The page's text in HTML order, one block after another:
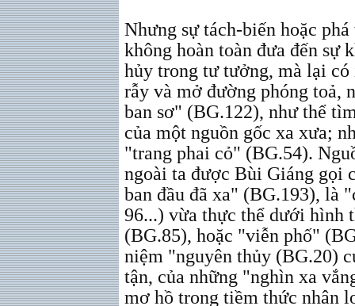
Nhưng sự tách-biến hoặc
không hoàn toàn đưa đến sự
hủy trong tư tưởng, mà lại
rẫy và mở đường phóng toả,
ban sơ" (BG.122), như thể
của một nguồn gốc xa xưa;
"trang phai cỏ" (BG.54).
ngoài ta được Bùi Giáng gọi
ban đầu đã xa" (BG.193), là
96...) vừa thực thể dưới hình
(BG.85), hoặc "viễn phố"
niệm "nguyên thủy (BG.20)
tận, của những "nghìn xa
mơ hồ trong tiềm thức nhân